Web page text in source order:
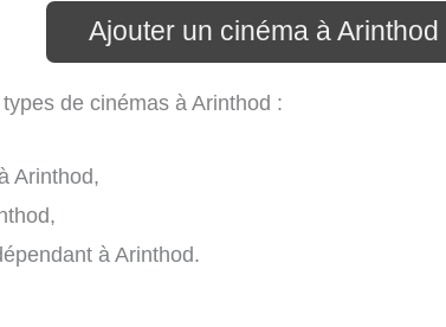
Ajouter un cinéma à Arinthod
de cinémas à Arinthod :
Arinthod,
à Arinthod.